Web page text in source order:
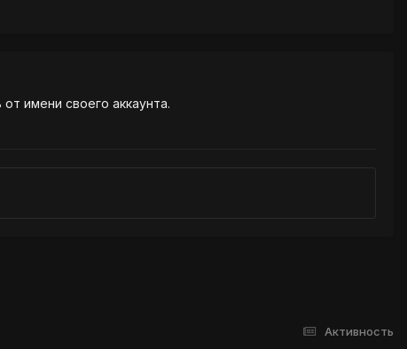
от имени своего аккаунта.
Активность